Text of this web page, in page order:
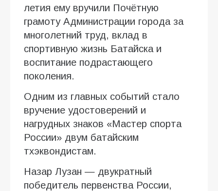
летия ему вручили Почётную
грамоту Администрации города за
многолетний труд, вклад в
спортивную жизнь Батайска и
воспитание подрастающего
поколения.
Одним из главных событий стало
вручение удостоверений и
нагрудных знаков «Мастер спорта
России» двум батайским
тхэквондистам.
Назар Лузан — двукратный
победитель первенства России,